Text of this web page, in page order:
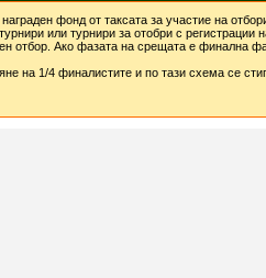
фонд от таксата за участие на
или турнири за отобри с регистрации
отбор. Ако фазата на срещата е финална
на 1/4 финалистите и по тази схема се